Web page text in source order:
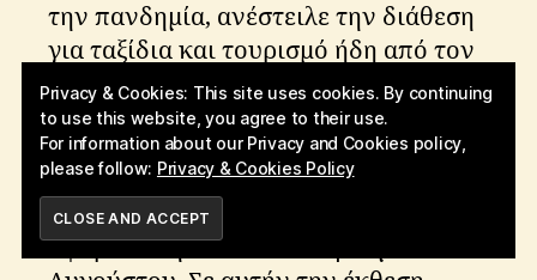
την πανδημία, ανέστειλε την διάθεση
για ταξίδια και τουρισμό ήδη από τον
Απρίλιο.
Οι παραπάνω ενδείξεις
επιβεβαιώνονται και στην 13η έκθεση
που δημοσίευσε δεδομένα που
αφορούν την τελευταία εβδομάδα του
Privacy & Cookies: This site uses cookies. By continuing
to use this website, you agree to their use.
For information about our Privacy and Cookies policy,
please follow: Privacy & Cookies Policy